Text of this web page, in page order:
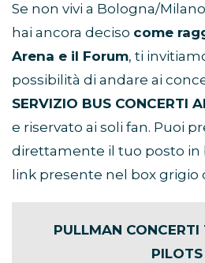
Se non vivi a Bologna/
hai ancora deciso come
Arena e il Forum, ti
possibilità di andare ai
SERVIZIO BUS CONCERTI
e riservato ai soli fan. Puoi
direttamente il tuo posto in
link presente nel box grigio
PULLMAN
PILOTS